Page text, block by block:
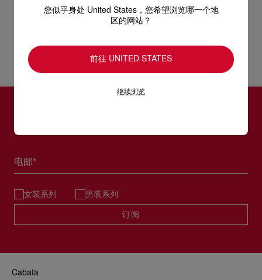
阅读更多
损。 产品保养
UPS Access Point：3至5个工作天内免费送货
UPS特快专递：费用为15英镑，1至3个工作天内送货（限下午4
点(GMT+1时间)前下单）
包裹于星期一至五派送，必须签收。
估计送货时间由发货日期起计算。
详情
送货日期起计30天内可以免费退换。
换货视乎产品库存而定，请联系客户服务专员。
电邮*
女装系列 男装系列
订阅
Cabata
您似乎身处 United States，您希望浏览哪一个地
区的网站？
前往 UNITED STATES
继续浏览